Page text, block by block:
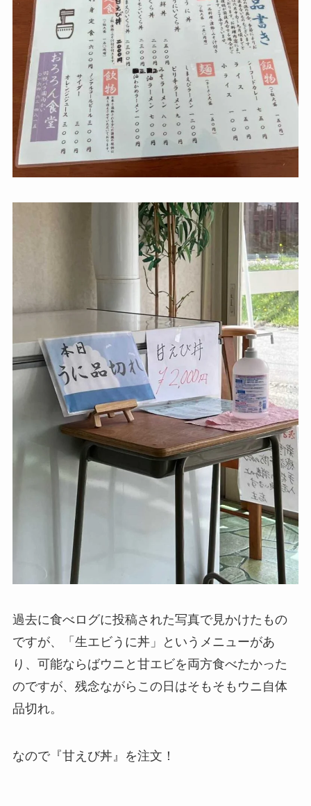
過去に食べログに投稿された写真で見かけたもの
ですが、「生エビうに丼」というメニューがあ
り、可能ならばウニと甘エビを両方食べたかった
のですが、残念ながらこの日はそもそもウニ自体
品切れ。
なので『甘えび丼』を注文！